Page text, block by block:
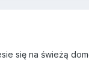
się na świeżą